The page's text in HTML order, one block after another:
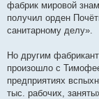
фабрик мировой
получил орден
санитарному делу».
Но другим
произошло с
предприятиях
тыс. рабочих,